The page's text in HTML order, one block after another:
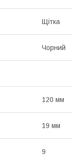
Щітка
Чорний
120 мм
19 мм
9